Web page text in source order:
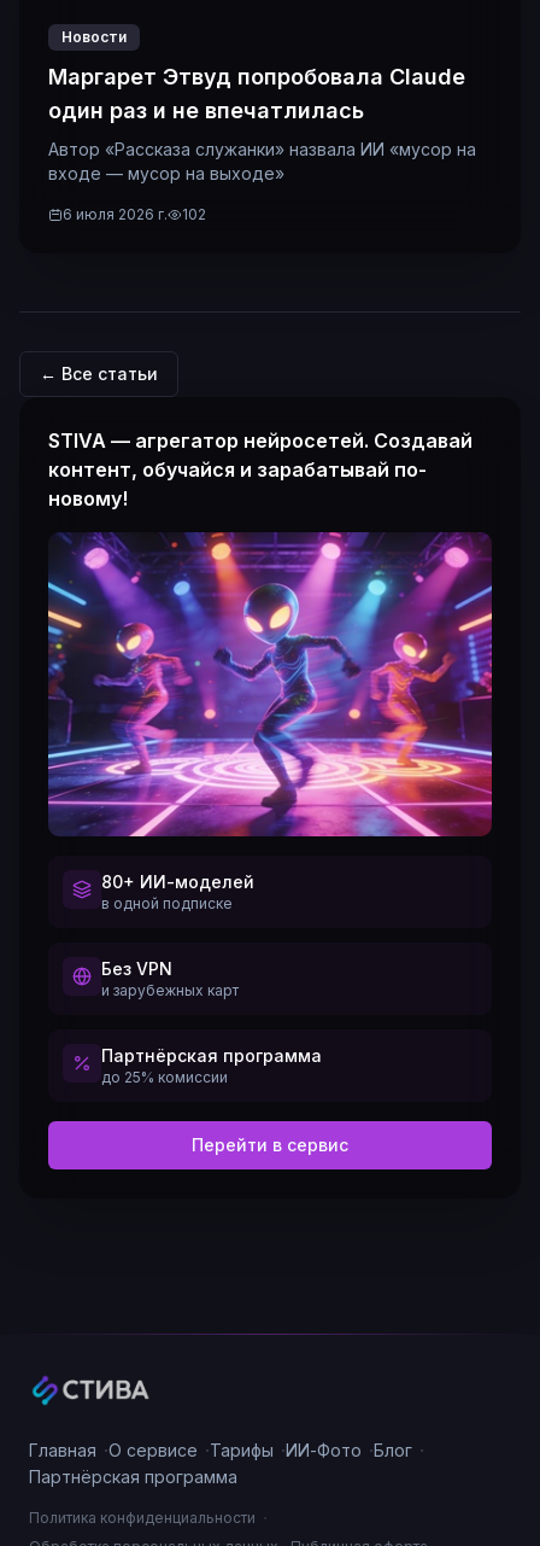
Новости
Маргарет Этвуд попробовала Claude
один раз и не впечатлилась
Автор «Рассказа служанки» назвала ИИ «мусор на
входе — мусор на выходе»
6 июля 2026 г. 102
← Все статьи
STIVA — агрегатор нейросетей. Создавай
контент, обучайся и зарабатывай по-
новому!
80+ ИИ-моделей
в одной подписке
Без VPN
и зарубежных карт
Партнёрская программа
до 25% комиссии
Перейти в сервис
Главная ·О сервисе ·Тарифы ·ИИ-Фото ·Блог ·
Партнёрская программа
Политика конфиденциальности ·